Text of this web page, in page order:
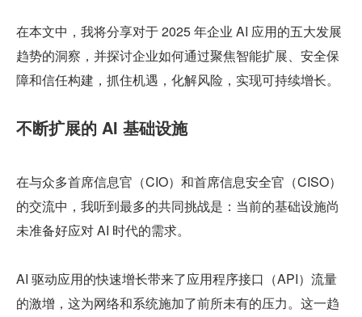
在本文中，我将分享对于 2025 年企业 AI 应用的五大发展
趋势的洞察，并探讨企业如何通过聚焦智能扩展、安全保
障和信任构建，抓住机遇，化解风险，实现可持续增长。
不断扩展的 AI 基础设施
在与众多首席信息官（CIO）和首席信息安全官（CISO）
的交流中，我听到最多的共同挑战是：当前的基础设施尚
未准备好应对 AI 时代的需求。
AI 驱动应用的快速增长带来了应用程序接口（API）流量
的激增，这为网络和系统施加了前所未有的压力。这一趋